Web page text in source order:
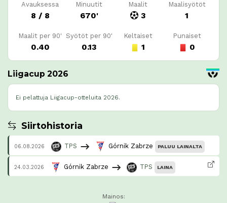
Avauksessa
8 / 8
Minuutit
670'
Maalit
3
Maalisyötöt
1
Maalit per 90'
0.40
Syötöt per 90'
0.13
Keltaiset
1
Punaiset
0
Liigacup 2026
Ei pelattuja Liigacup-otteluita 2026.
Siirtohistoria
06.08.2026 TPS Górnik Zabrze PALUU LAINALTA
24.03.2026 Górnik Zabrze TPS LAINA
Mainos: